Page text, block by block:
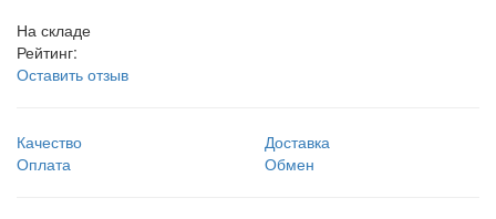
На складе
Рейтинг:
Оставить отзыв
Качество
Доставка
Оплата
Обмен